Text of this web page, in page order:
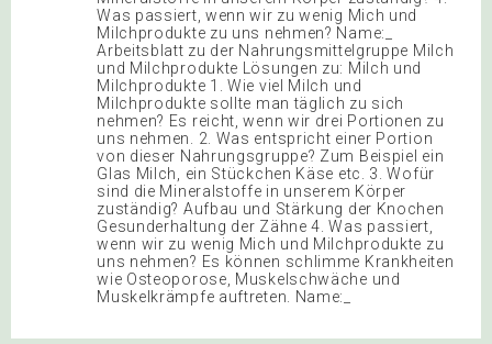
Was passiert, wenn wir zu wenig Mich und
Milchprodukte zu uns nehmen? Name:_
Arbeitsblatt zu der Nahrungsmittelgruppe Milch
und Milchprodukte Lösungen zu: Milch und
Milchprodukte 1. Wie viel Milch und
Milchprodukte sollte man täglich zu sich
nehmen? Es reicht, wenn wir drei Portionen zu
uns nehmen. 2. Was entspricht einer Portion
von dieser Nahrungsgruppe? Zum Beispiel ein
Glas Milch, ein Stückchen Käse etc. 3. Wofür
sind die Mineralstoffe in unserem Körper
zuständig? Aufbau und Stärkung der Knochen
Gesunderhaltung der Zähne 4. Was passiert,
wenn wir zu wenig Mich und Milchprodukte zu
uns nehmen? Es können schlimme Krankheiten
wie Osteoporose, Muskelschwäche und
Muskelkrämpfe auftreten. Name:_